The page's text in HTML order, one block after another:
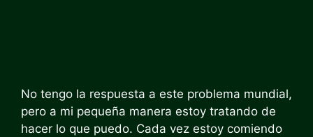
No tengo la respuesta a este problema mundial,
pero a mi pequeña manera estoy tratando de
hacer lo que puedo. Cada vez estoy comiendo